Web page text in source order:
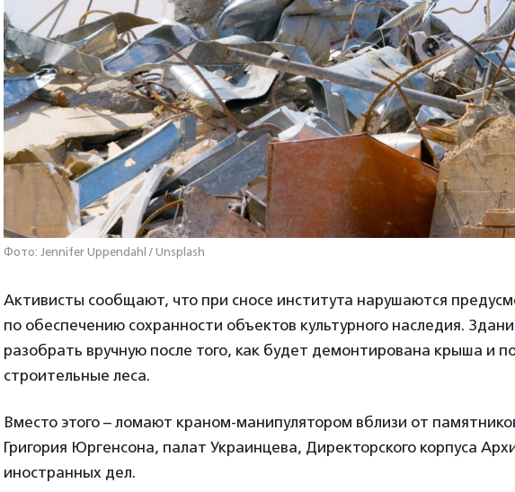
Фото: Jennifer Uppendahl / Unsplash
Активисты сообщают, что при сносе института нарушаются
по обеспечению сохранности объектов культурного наследия.
разобрать вручную после того, как будет демонтирована крыша и
строительные леса.
Вместо этого – ломают краном-манипулятором вблизи от
Григория Юргенсона, палат Украинцева, Директорского корпуса
иностранных дел.